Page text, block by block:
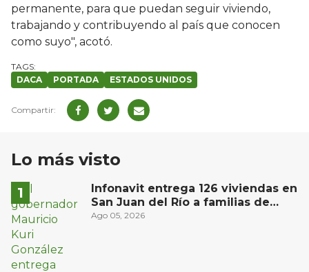
permanente, para que puedan seguir viviendo,
trabajando y contribuyendo al país que conocen
como suyo", acotó.
DACA PORTADA ESTADOS UNIDOS
Lo más visto
Infonavit entrega 126 viviendas en
San Juan del Río a familias de
bajos ingresos
Ago 05, 2026